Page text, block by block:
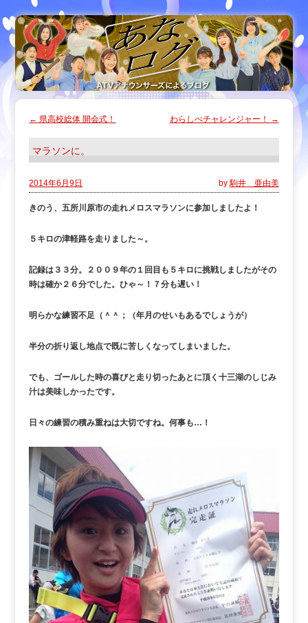
← 県高校総体 開会式！ わらしべチャレンジャー！ →
マラソンに。
2014年6月9日 by駒井 亜由美
きのう、五所川原市の走れメロスマラソンに参加しましたよ！
５キロの津軽路を走りました～。
記録は３３分。２００９年の１回目も５キロに挑戦しましたがその
時は確か２６分でした。ひゃ～！７分も遅い！
明らかな練習不足（＾＾；（年月のせいもあるでしょうが）
半分の折り返し地点で既に苦しくなってしまいました。
でも、ゴールした時の喜びと走り切ったあとに頂く十三湖のしじみ
汁は美味しかったです。
日々の練習の積み重ねは大切ですね。何事も…！